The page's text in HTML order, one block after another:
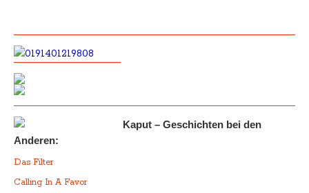
Kaput – Geschichten bei den
Anderen:
Das Filter
Calling In A Favor